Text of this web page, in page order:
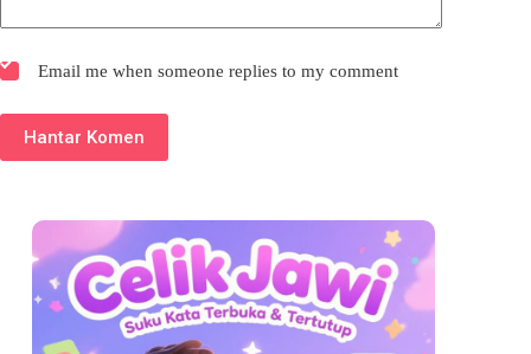
Email me when someone replies to my comment
Hantar Komen